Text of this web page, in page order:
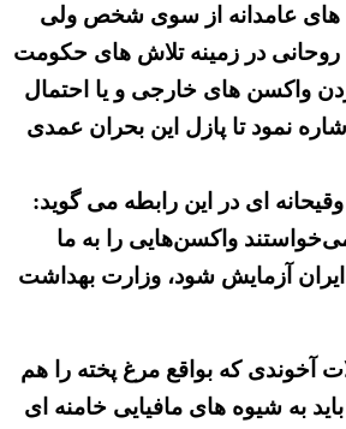
های عامدانه از سوی شخص ولی
در زمینه تلاش های حکومت
واکسن های خارجی و یا احتمال
نمود تا پازل این بحران عمدی
ای در این رابطه می گوید:
واکسن‌هایی را به ما
آزمایش شود، وزارت بهداشت
آخوندی که بواقع مرغ پخته را هم
به شیوه های مافیایی خامنه ای